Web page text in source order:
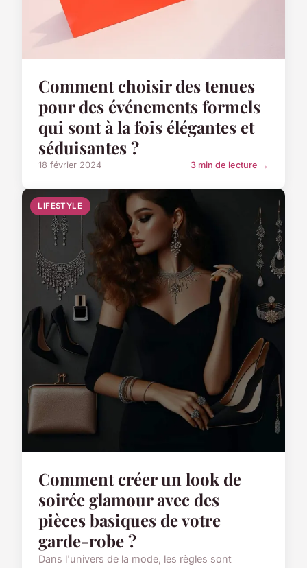
Comment choisir des tenues
pour des événements formels
qui sont à la fois élégantes et
séduisantes ?
18 février 2024 3 min de lecture →
LIFESTYLE
Comment créer un look de
soirée glamour avec des
pièces basiques de votre
garde-robe ?
Dans l'univers de la mode, les règles sont